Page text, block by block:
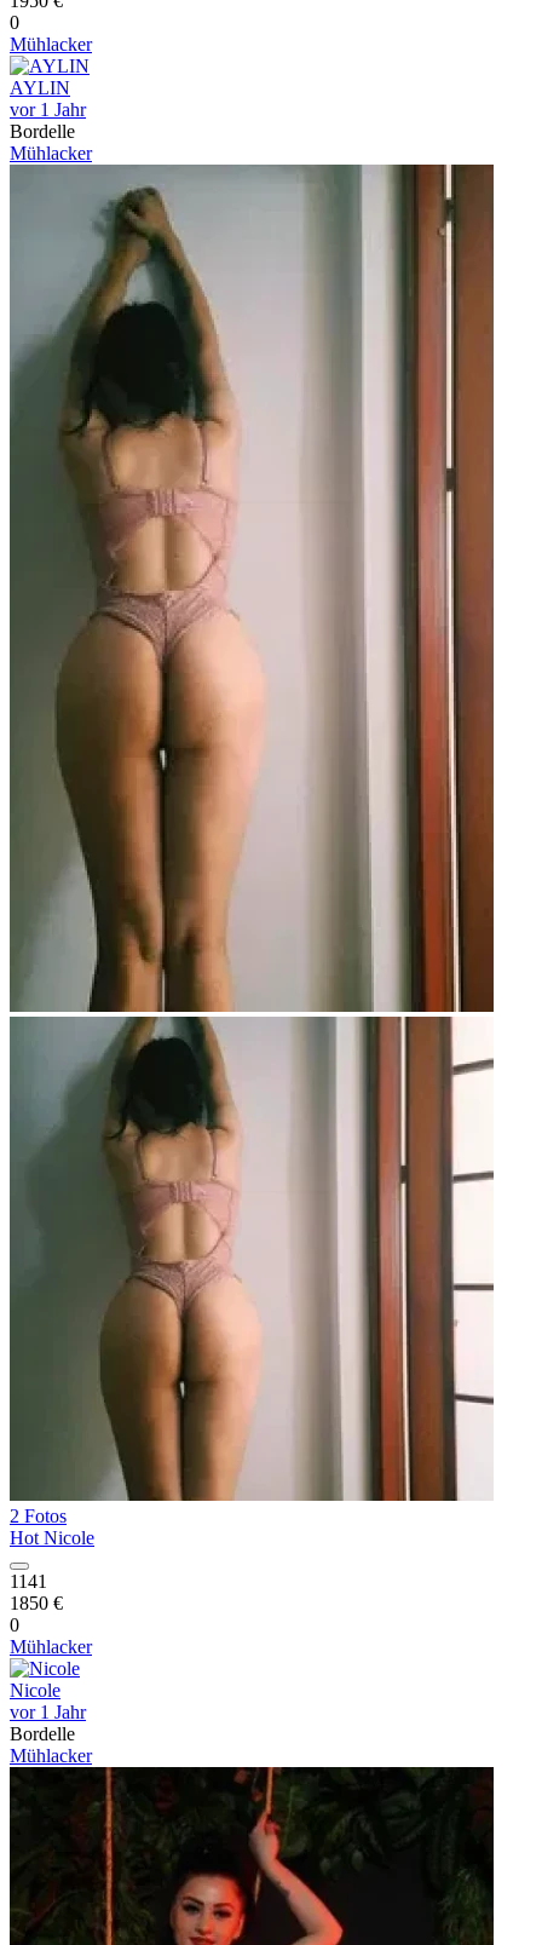
0
Mühlacker
AYLIN
vor 1 Jahr
Bordelle
Mühlacker
2 Fotos
Hot Nicole
1141
1850 €
0
Mühlacker
Nicole
vor 1 Jahr
Bordelle
Mühlacker